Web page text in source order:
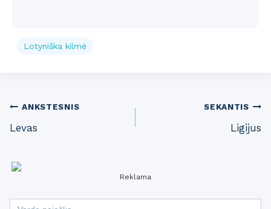
Lotyniška kilmė
Post
navigation
ANKSTESNIS
Levas
SEKANTIS
Ligijus
Reklama
Search